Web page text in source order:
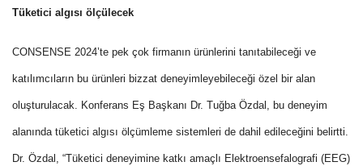
Tüketici algısı ölçülecek
CONSENSE 2024’te pek çok firmanın ürünlerini tanıtabileceği ve
katılımcıların bu ürünleri bizzat deneyimleyebileceği özel bir alan
oluşturulacak. Konferans Eş Başkanı Dr. Tuğba Özdal, bu deneyim
alanında tüketici algısı ölçümleme sistemleri de dahil edileceğini belirtti.
Dr. Özdal, “Tüketici deneyimine katkı amaçlı Elektroensefalografi (EEG)